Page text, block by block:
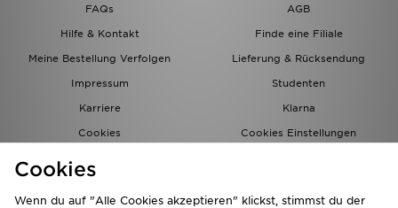
FAQs
AGB
Hilfe & Kontakt
Finde eine Filiale
Meine Bestellung Verfolgen
Lieferung & Rücksendung
Impressum
Studenten
Karriere
Klarna
Cookies
Cookies Einstellungen
Cookies
Wenn du auf "Alle Cookies akzeptieren" klickst, stimmst du der